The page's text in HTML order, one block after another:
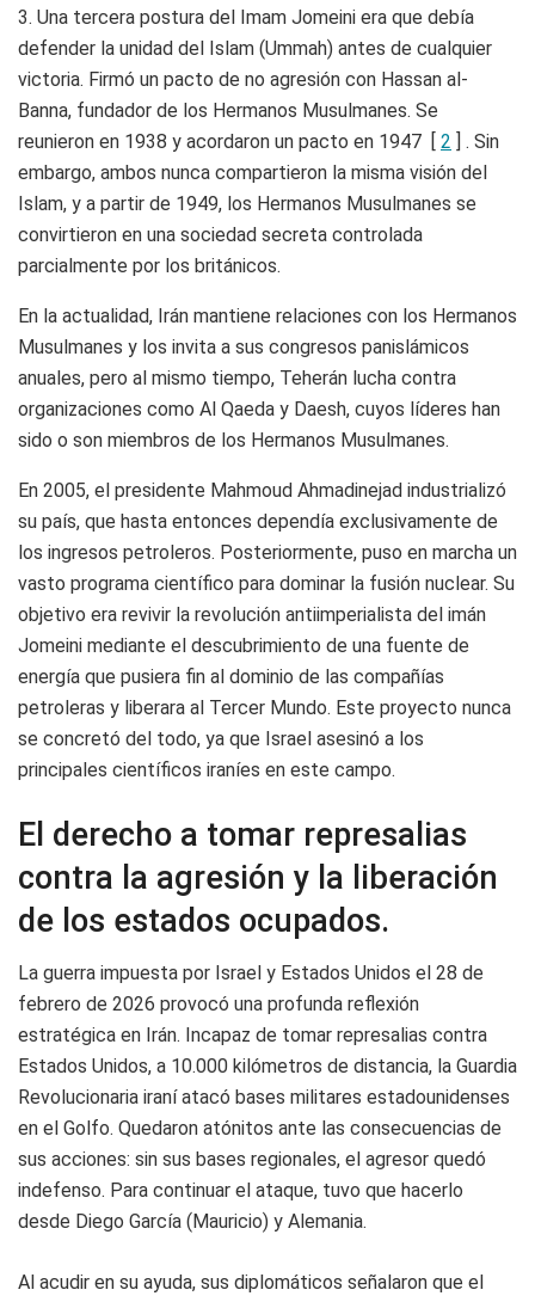
3. Una tercera postura del Imam Jomeini era que debía
defender la unidad del Islam (Ummah) antes de cualquier
victoria. Firmó un pacto de no agresión con Hassan al-
Banna, fundador de los Hermanos Musulmanes. Se
reunieron en 1938 y acordaron un pacto en 1947 [ 2 ] . Sin
embargo, ambos nunca compartieron la misma visión del
Islam, y a partir de 1949, los Hermanos Musulmanes se
convirtieron en una sociedad secreta controlada
parcialmente por los británicos.
En la actualidad, Irán mantiene relaciones con los Hermanos
Musulmanes y los invita a sus congresos panislámicos
anuales, pero al mismo tiempo, Teherán lucha contra
organizaciones como Al Qaeda y Daesh, cuyos líderes han
sido o son miembros de los Hermanos Musulmanes.
En 2005, el presidente Mahmoud Ahmadinejad industrializó
su país, que hasta entonces dependía exclusivamente de
los ingresos petroleros. Posteriormente, puso en marcha un
vasto programa científico para dominar la fusión nuclear. Su
objetivo era revivir la revolución antiimperialista del imán
Jomeini mediante el descubrimiento de una fuente de
energía que pusiera fin al dominio de las compañías
petroleras y liberara al Tercer Mundo. Este proyecto nunca
se concretó del todo, ya que Israel asesinó a los
principales científicos iraníes en este campo.
El derecho a tomar represalias
contra la agresión y la liberación
de los estados ocupados.
La guerra impuesta por Israel y Estados Unidos el 28 de
febrero de 2026 provocó una profunda reflexión
estratégica en Irán. Incapaz de tomar represalias contra
Estados Unidos, a 10.000 kilómetros de distancia, la Guardia
Revolucionaria iraní atacó bases militares estadounidenses
en el Golfo. Quedaron atónitos ante las consecuencias de
sus acciones: sin sus bases regionales, el agresor quedó
indefenso. Para continuar el ataque, tuvo que hacerlo
desde Diego García (Mauricio) y Alemania.
Al acudir en su ayuda, sus diplomáticos señalaron que el